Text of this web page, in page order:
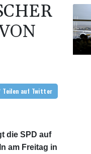
Teilen auf Twitter
die SPD auf
am Freitag in